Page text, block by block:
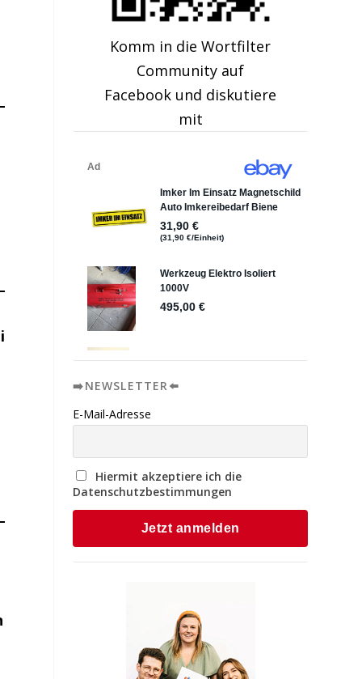
Komm in die Wortfilter
Community auf
Facebook und diskutiere
mit
➡️NEWSLETTER⬅️
E-Mail-Adresse
Hiermit akzeptiere ich die
Datenschutzbestimmungen